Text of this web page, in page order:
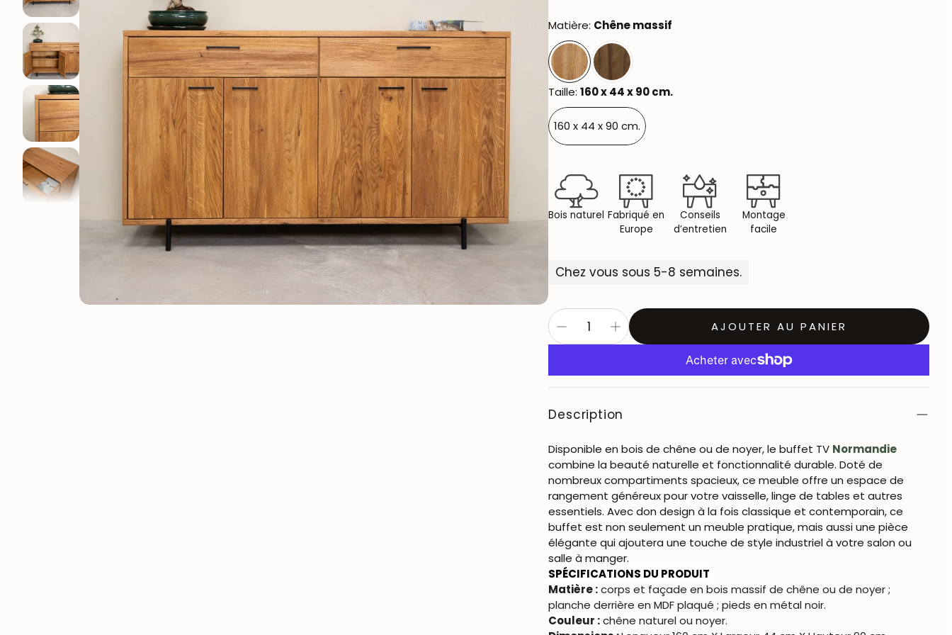
Elsa
Genève
Kodama
Lausanne
Oxford
Provence
Régal
Runa
Suède
Matière: Chêne massif
Taille:160 x 44 x 90 cm.
160 x 44 x 90 cm.
Bois naturel Fabriqué en
Europe
Conseils
d’entretien
Montage
facile
Chez vous sous 5-8 semaines.
AJOUTER AU PANIER
Description
Disponible en bois de chêne ou de noyer, le buffet TV Normandie
combine la beauté naturelle et fonctionnalité durable. Doté de
nombreux compartiments spacieux, ce meuble offre un espace de
rangement généreux pour votre vaisselle, linge de tables et autres
essentiels. Avec don design à la fois classique et contemporain, ce
buffet est non seulement un meuble pratique, mais aussi une pièce
élégante qui ajoutera une touche de style industriel à votre salon ou
salle à manger.
SPÉCIFICATIONS DU PRODUIT
Matière :corps et façade en bois massif de chêne ou de noyer ;
planche derrière en MDF plaqué ; pieds en métal noir.
Couleur :chêne naturel ou noyer.